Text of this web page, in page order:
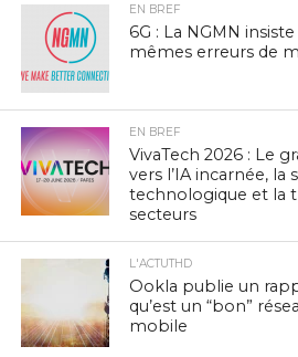
EN BREF
6G : La NGMN
mêmes erreurs de
EN BREF
VivaTech 2026 : Le
vers l’IA incarnée, la
technologique et la
secteurs
L'ACTUTHD
Ookla publie un
qu’est un “bon”
mobile